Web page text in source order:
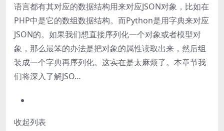
语言都有其对应的数据结构用来对应JSON对象，比如在
PHP中是它的数组数据结构。而Python是用字典来对应
JSON的。如果我们想直接序列化一个对象或者模型对
象，那么最笨的办法是把对象的属性读取出来，然后组
装成一个字典再序列化。这实在是太麻烦了。本章节我
们将深入了解JSO…
收起列表